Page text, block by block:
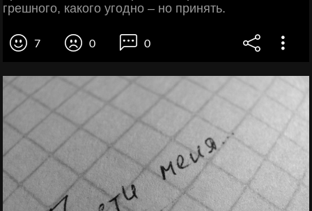
грешного, какого угодно – но принять.
7 0 0